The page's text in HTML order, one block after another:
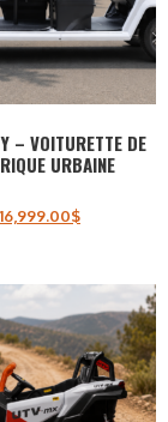
– VOITURETTE DE
URBAINE
16,999.00$